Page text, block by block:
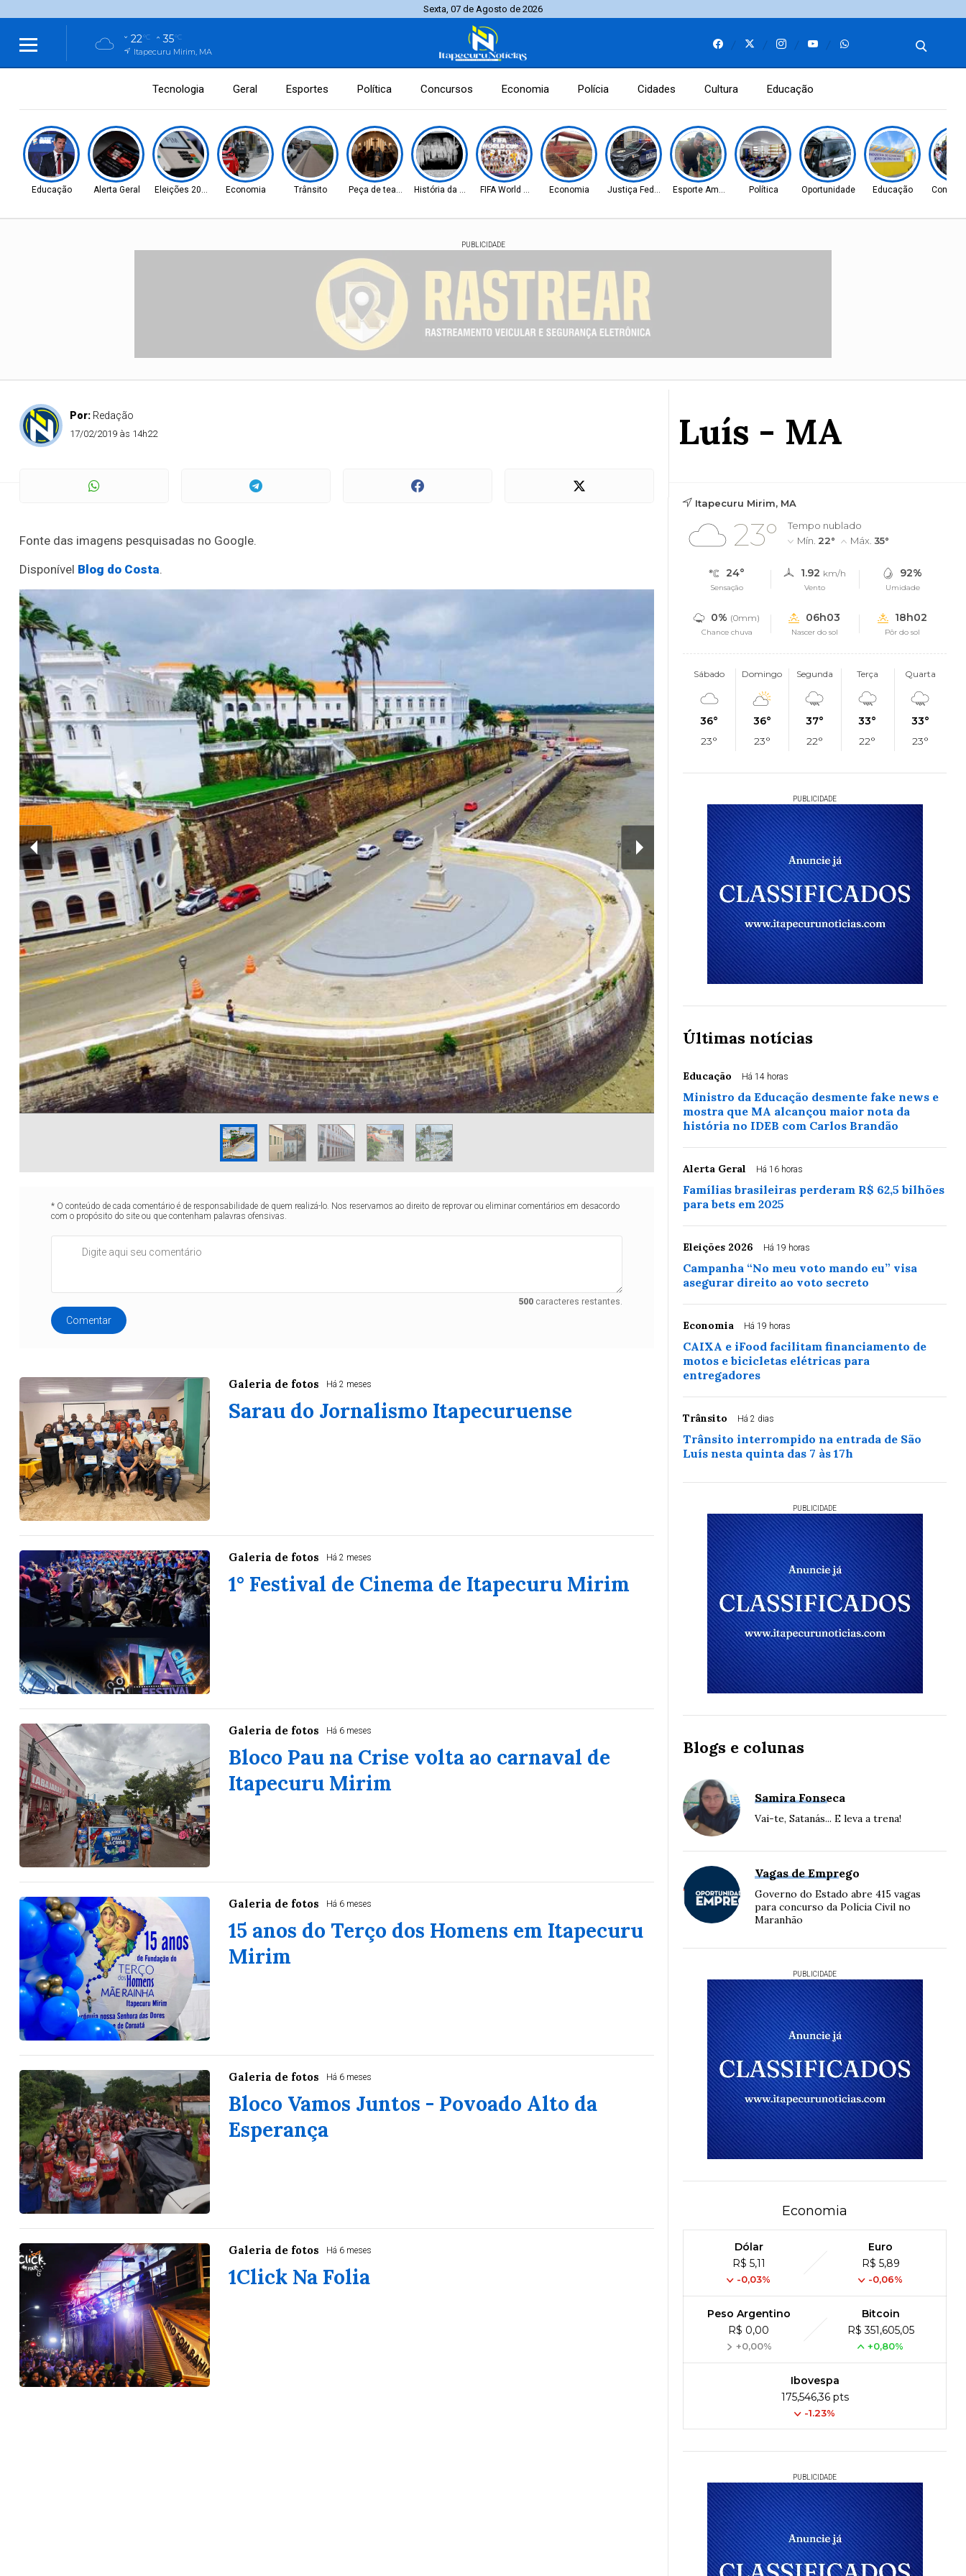
Sexta, 07 de Agosto de 2026
22°C 35°C
Itapecuru Mirim, MA
Tecnologia Geral Esportes Política Concursos Economia Polícia Cidades Cultura Educação
Educação Alerta Geral Eleições 2026 Economia Trânsito Peça de teatro História da CidadeFIFA World Cup 2026Economia Justiça Federal Esporte Amador Política Oportunidade Educação
PUBLICIDADE
Fotos do Centro Histórico de São Luís - MA
Por: Redação
17/02/2019 às 14h22
Fonte das imagens pesquisadas no Google.
Disponível Blog do Costa.
* O conteúdo de cada comentário é de responsabilidade de quem realizá-lo. Nos reservamos ao direito de reprovar ou eliminar comentários em desacordo
com o propósito do site ou que contenham palavras ofensivas.
500caracteres restantes.
Comentar
Galeria de fotos Há 2 meses
Sarau do Jornalismo Itapecuruense
Galeria de fotos Há 2 meses
1° Festival de Cinema de Itapecuru Mirim
Galeria de fotos Há 6 meses
Bloco Pau na Crise volta ao carnaval de
Itapecuru Mirim
Galeria de fotos Há 6 meses
15 anos do Terço dos Homens em Itapecuru
Mirim
Galeria de fotos Há 6 meses
Bloco Vamos Juntos - Povoado Alto da
Esperança
Galeria de fotos Há 6 meses
1Click Na Folia
Itapecuru Mirim, MA
23°
Tempo nublado
Mín. 22° Máx. 35°
24°
Sensação
1.92 km/h
Vento
92%
Umidade
0% (0mm)
Chance chuva
06h03
Nascer do sol
18h02
Pôr do sol
Sábado
36°
23°
Domingo
36°
23°
Segunda
37°
22°
Terça
33°
22°
Quarta
33°
23°
PUBLICIDADE
Últimas notícias
Educação Há 14 horas
Ministro da Educação desmente fake news e
mostra que MA alcançou maior nota da
história no IDEB com Carlos Brandão
Alerta Geral Há 16 horas
Famílias brasileiras perderam R$ 62,5 bilhões
para bets em 2025
Eleições 2026 Há 19 horas
Campanha “No meu voto mando eu” visa
asegurar direito ao voto secreto
Economia Há 19 horas
CAIXA e iFood facilitam financiamento de
motos e bicicletas elétricas para
entregadores
Trânsito Há 2 dias
Trânsito interrompido na entrada de São
Luís nesta quinta das 7 às 17h
PUBLICIDADE
Blogs e colunas
Samira Fonseca
Vai-te, Satanás... E leva a trena!
Vagas de Emprego
Governo do Estado abre 415 vagas
para concurso da Polícia Civil no
Maranhão
PUBLICIDADE
Economia
Dólar
R$ 5,11
-0,03%
Euro
R$ 5,89
-0,06%
Peso Argentino
R$ 0,00
+0,00%
Bitcoin
R$ 351,605,05
+0,80%
Ibovespa
175,546,36 pts
-1.23%
PUBLICIDADE